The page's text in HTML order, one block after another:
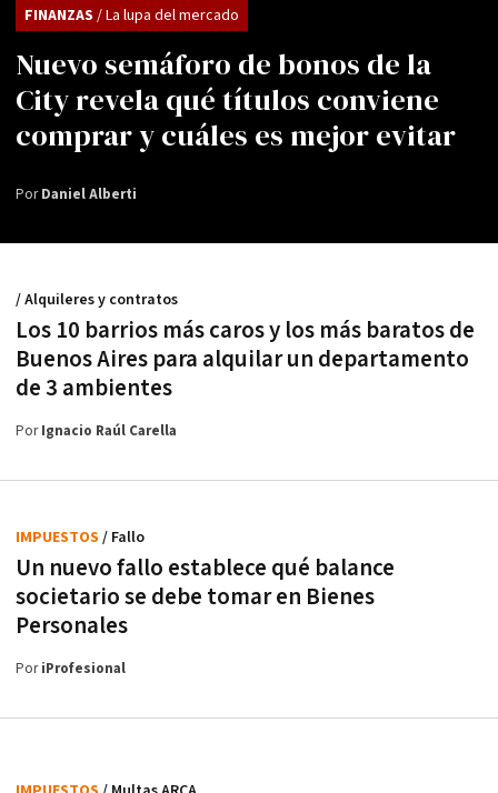
Nuevo semáforo de bonos de la
City revela qué títulos conviene
comprar y cuáles es mejor evitar
FINANZAS / La lupa del mercado
PorDaniel Alberti
Los 10 barrios más caros y los más baratos de
Buenos Aires para alquilar un departamento
de 3 ambientes
/ Alquileres y contratos
PorIgnacio Raúl Carella
Un nuevo fallo establece qué balance
societario se debe tomar en Bienes
Personales
IMPUESTOS / Fallo
PoriProfesional